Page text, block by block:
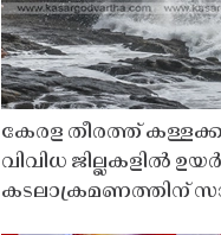
കേരള തീരത്ത്
വിവിധ ജില്ലകളിൽ
കടലാക്രമണത്തിന്